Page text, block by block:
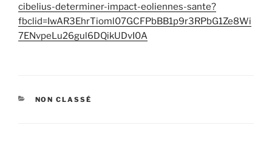
cibelius-determiner-impact-eoliennes-sante?
fbclid=IwAR3EhrTioml07GCFPbBB1p9r3RPbG1Ze8Wi
7ENvpeLu26gul6DQikUDvI0A
CATÉGORIES
NON CLASSÉ